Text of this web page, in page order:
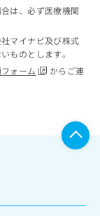
は、必ず医療機関
マイナビ及び株式
ものとします。
ォーム
からご連